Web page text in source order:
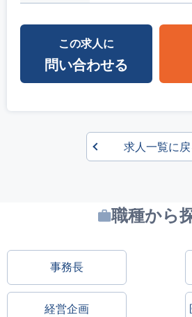
この求人に
問い合わせる
求人一覧に戻
職種から
事務長
経営企画